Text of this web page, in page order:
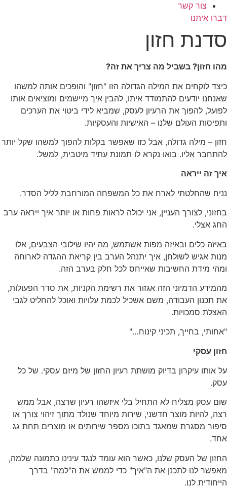
צור קשר
דברו איתנו
סדנת חזון
מהו חזון? בשביל מה צריך את זה?
כיצד לוקחים את המילה הגדולה הזו "חזון" והופכים אותה למשהו
שאנחנו יודעים להתמודד איתו, להבין איך מיישמים ומוציאים אותו
לפועל, להפוך את הרעיון לעסק, שמביא לידי ביטוי את הערכים
ותפיסות העולם שלנו – האישיות והעסקיות.
חזון – מילה גדולה, אבל כזו שאפשר בקלות להפוך למשהו שקל יותר
להתחבר אליו. בואו נקרא לו תמונת עתיד מיטבית, למשל.
איך זה ייראה
נניח שהחלטתי לארח את כל המשפחה המורחבת לליל הסדר.
בחזוני, לצורך העניין, אני יכולה לראות פחות או יותר איך ייראה ערב
החג אצלי.
באיזה כלים ובאיזה מפות אשתמש, מה יהיו שילובי הצבעים, אלו
מנות אגיש לשולחן, איך יתנהל הערב בין קריאת ההגדה לארוחה
ומהי מידת החשיבות שאייחס לכל חלק בערב הזה.
מהמידע הדמיוני הזה אגזור את רשימת הקניות, את סדר הפעולות,
את תכנון העבודה, משם אשכיל לכמת עלויות ואוכל להחליט לגבי
האצלת סמכויות.
"אחותי, בחייך, תכיני קינוח…"
חזון עסקי
על אותו עיקרון בדיוק מושתת רעיון החזון של מיזם עסקי. של כל
עסק.
שום עסק מצליח לא התחיל בלי איזשהו רעיון שרצה, אבל ממש
רצה, להיות מוצר חדשני, שירות מיוחד שנולד מתוך זיהוי צורך או
סיפור מסגרת שמאגד בתוכו מספר שירותים או מוצרים תחת גג
אחד.
החזון של העסק שלנו, כאשר הוא עומד לנגד עינינו כתמונה שלמה,
מאפשר לנו לתכנן את ה"איך" כדי לממש את ה"למה" בדרך
הייחודית לנו.